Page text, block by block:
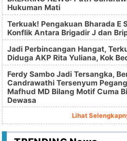
Hukuman Mati
Terkuak! Pengakuan Bharada E
Konflik Antara Brigadir J dan
Jadi Perbincangan Hangat,
Diduga AKP Rita Yuliana, Kok
Ferdy Sambo Jadi Tersangka,
Candrawathi Tersenyum
Mafhud MD Bilang Motif Cuma
Dewasa
Lihat